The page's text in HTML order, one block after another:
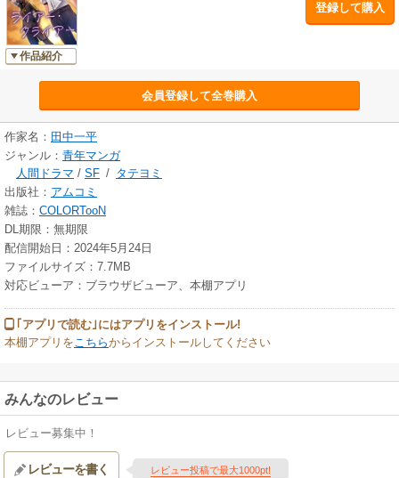
作品紹介
登録して購入
会員登録して全巻購入
作家名： 田中一平
ジャンル： 青年マンガ
人間ドラマ / SF / タテヨミ
出版社： アムコミ
雑誌： COLORTooN
DL期限：無期限
配信開始日：2024年5月24日
ファイルサイズ：7.7MB
対応ビューア：ブラウザビューア、本棚アプリ
｢アプリで読む｣にはアプリをインストール!
本棚アプリをこちらからインストールしてください
みんなのレビュー
レビュー募集中！
レビューを書く レビュー投稿で最大1000pt!